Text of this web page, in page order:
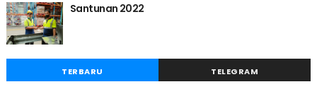
Santunan 2022
TERBARU TELEGRAM